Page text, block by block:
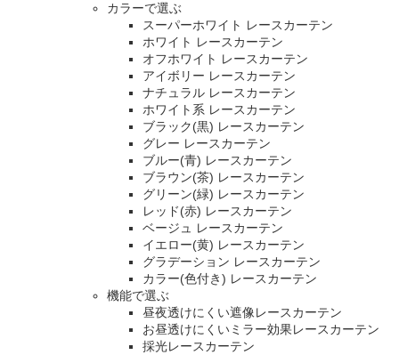
カラーで選ぶ
スーパーホワイト レースカーテン
ホワイト レースカーテン
オフホワイト レースカーテン
アイボリー レースカーテン
ナチュラル レースカーテン
ホワイト系 レースカーテン
ブラック(黒) レースカーテン
グレー レースカーテン
ブルー(青) レースカーテン
ブラウン(茶) レースカーテン
グリーン(緑) レースカーテン
レッド(赤) レースカーテン
ベージュ レースカーテン
イエロー(黄) レースカーテン
グラデーション レースカーテン
カラー(色付き) レースカーテン
機能で選ぶ
昼夜透けにくい遮像レースカーテン
お昼透けにくいミラー効果レースカーテン
採光レースカーテン